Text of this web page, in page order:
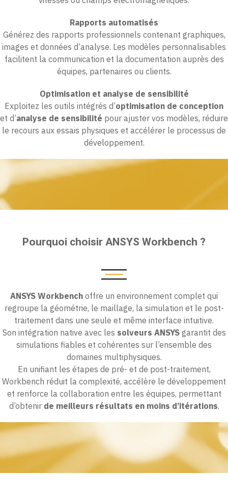
Rapports automatisés
Générez des rapports professionnels contenant graphiques,
images et données d’analyse. Les modèles personnalisables
facilitent la communication et la documentation auprès des
équipes, partenaires ou clients.
Optimisation et analyse de sensibilité
Exploitez les outils intégrés d’optimisation de conception
et d’analyse de sensibilité pour ajuster vos modèles, réduire
le recours aux essais physiques et accélérer le processus de
développement.
Pourquoi choisir ANSYS Workbench ?
ANSYS Workbench offre un environnement complet qui
regroupe la géométrie, le maillage, la simulation et le post-
traitement dans une seule et même interface intuitive.
Son intégration native avec les solveurs ANSYSgarantit des
simulations fiables et cohérentes sur l’ensemble des
domaines multiphysiques.
En unifiant les étapes de pré- et de post-traitement,
Workbench réduit la complexité, accélère le développement
et renforce la collaboration entre les équipes, permettant
d’obtenir de meilleurs résultats en moins d’itérations.